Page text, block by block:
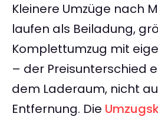
Kleinere Umzüge nach
laufen als Beiladung,
Komplettumzug mit
– der Preisunterschied
dem Laderaum, nicht
Entfernung. Die